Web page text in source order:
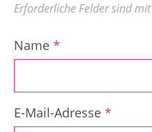
Erforderliche Felder sind mit
Name *
E-Mail-Adresse *